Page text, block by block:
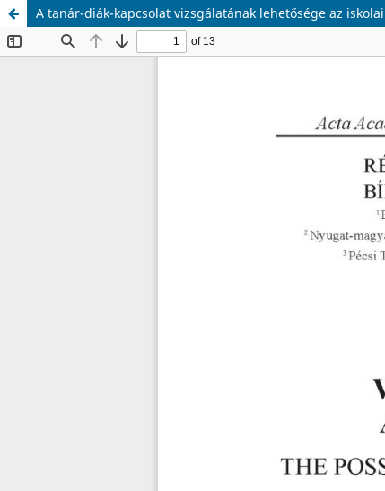
A tanár-diák-kapcsolat vizsgálatának lehetősége az